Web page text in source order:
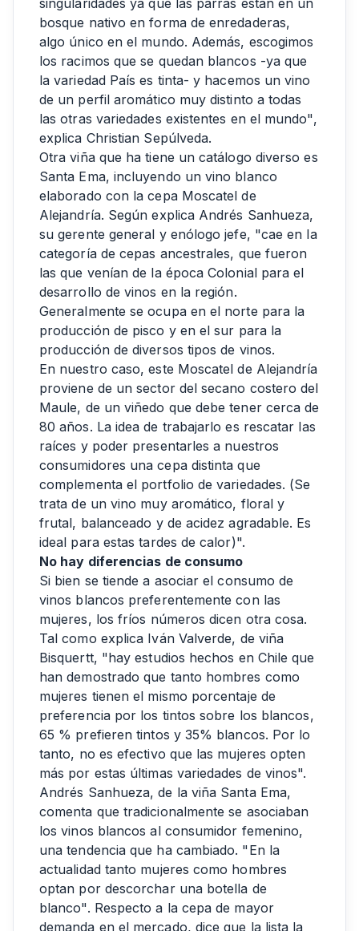
singularidades ya que las parras están en un
bosque nativo en forma de enredaderas,
algo único en el mundo. Además, escogimos
los racimos que se quedan blancos -ya que
la variedad País es tinta- y hacemos un vino
de un perfil aromático muy distinto a todas
las otras variedades existentes en el mundo",
explica Christian Sepúlveda.
Otra viña que ha tiene un catálogo diverso es
Santa Ema, incluyendo un vino blanco
elaborado con la cepa Moscatel de
Alejandría. Según explica Andrés Sanhueza,
su gerente general y enólogo jefe, "cae en la
categoría de cepas ancestrales, que fueron
las que venían de la época Colonial para el
desarrollo de vinos en la región.
Generalmente se ocupa en el norte para la
producción de pisco y en el sur para la
producción de diversos tipos de vinos.
En nuestro caso, este Moscatel de Alejandría
proviene de un sector del secano costero del
Maule, de un viñedo que debe tener cerca de
80 años. La idea de trabajarlo es rescatar las
raíces y poder presentarles a nuestros
consumidores una cepa distinta que
complementa el portfolio de variedades. (Se
trata de un vino muy aromático, floral y
frutal, balanceado y de acidez agradable. Es
ideal para estas tardes de calor)".
No hay diferencias de consumo
Si bien se tiende a asociar el consumo de
vinos blancos preferentemente con las
mujeres, los fríos números dicen otra cosa.
Tal como explica Iván Valverde, de viña
Bisquertt, "hay estudios hechos en Chile que
han demostrado que tanto hombres como
mujeres tienen el mismo porcentaje de
preferencia por los tintos sobre los blancos,
65 % prefieren tintos y 35% blancos. Por lo
tanto, no es efectivo que las mujeres opten
más por estas últimas variedades de vinos".
Andrés Sanhueza, de la viña Santa Ema,
comenta que tradicionalmente se asociaban
los vinos blancos al consumidor femenino,
una tendencia que ha cambiado. "En la
actualidad tanto mujeres como hombres
optan por descorchar una botella de
blanco". Respecto a la cepa de mayor
demanda en el mercado, dice que la lista la